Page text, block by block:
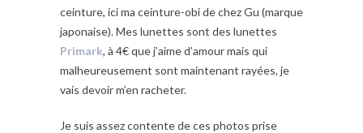
ceinture, ici ma ceinture-obi de chez Gu (marque
japonaise). Mes lunettes sont des lunettes
Primark, à 4€ que j’aime d’amour mais qui
malheureusement sont maintenant rayées, je
vais devoir m’en racheter.
Je suis assez contente de ces photos prise